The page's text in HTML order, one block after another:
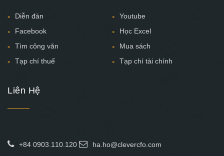
Diễn đàn
Youtube
Facebook
Học Excel
Tìm công văn
Mua sách
Tạp chí thuế
Tạp chí tài chính
Liên Hệ
+84 0903.110.120 ha.ho@clevercfo.com